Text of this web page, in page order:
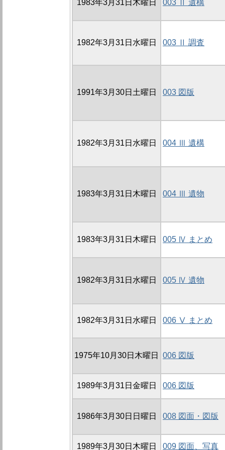
1983年3月31日木曜日 003 Ⅱ 遺構
1982年3月31日水曜日 003 Ⅱ 調査
1991年3月30日土曜日 003 図版
1982年3月31日水曜日 004 Ⅲ 遺構
1983年3月31日木曜日 004 Ⅲ 遺物
1983年3月31日木曜日 005 Ⅳ まとめ
1982年3月31日水曜日 005 Ⅳ 遺物
1982年3月31日水曜日 006 Ⅴ まとめ
1975年10月30日木曜日 006 図版
1989年3月31日金曜日 006 図版
1986年3月30日日曜日 008 図面・図版
1989年3月30日木曜日 009 図面、写真